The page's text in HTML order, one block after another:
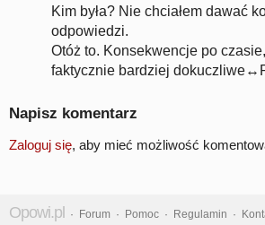
Kim była? Nie chciałem dawać
odpowiedzi.
Otóż to. Konsekwencje po
faktycznie bardziej
Napisz komentarz
Zaloguj się, aby mieć możliwość
Opowi.pl · Forum · Pomoc · Regulamin ·